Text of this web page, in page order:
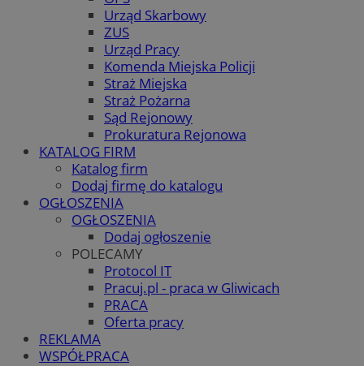
Urząd Skarbowy
ZUS
Urząd Pracy
Komenda Miejska Policji
Straż Miejska
Straż Pożarna
Sąd Rejonowy
Prokuratura Rejonowa
KATALOG FIRM
Katalog firm
Dodaj firmę do katalogu
OGŁOSZENIA
OGŁOSZENIA
Dodaj ogłoszenie
POLECAMY
Protocol IT
Pracuj.pl - praca w Gliwicach
PRACA
Oferta pracy
REKLAMA
WSPÓŁPRACA